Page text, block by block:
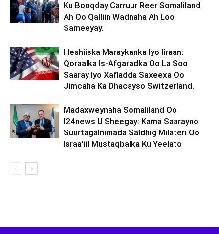
Ku Booqday Carruur Reer Somaliland
Ah Oo Qalliin Wadnaha Ah Loo
Sameeyay.
Heshiiska Maraykanka Iyo Iiraan:
Qoraalka Is-Afgaradka Oo La Soo
Saaray Iyo Xafladda Saxeexa Oo
Jimcaha Ka Dhacayso Switzerland.
Madaxweynaha Somaliland Oo
I24news U Sheegay: Kama Saarayno
Suurtagalnimada Saldhig Milateri Oo
Israa’iil Mustaqbalka Ku Yeelato